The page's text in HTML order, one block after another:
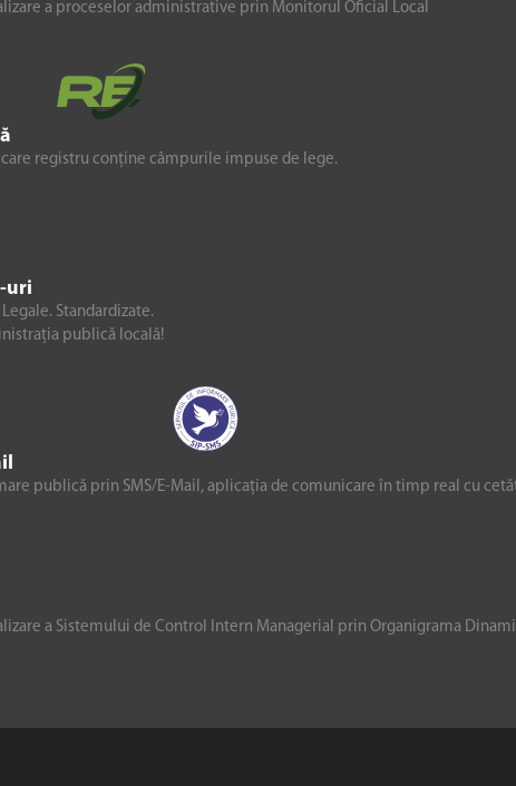
a proceselor administrative prin Monitorul Oficial Local
registru conține câmpurile impuse de lege.
uri
Standardizate.
publică locală!
publică prin SMS/E-Mail, aplicația de comunicare în timp real cu
a Sistemului de Control Intern Managerial prin Organigrama